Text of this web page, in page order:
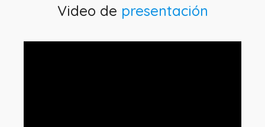
Video de presentación